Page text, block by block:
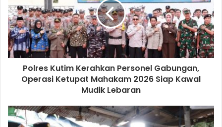
Polres Kutim Kerahkan Personel Gabungan,
Operasi Ketupat Mahakam 2026 Siap Kawal
Mudik Lebaran